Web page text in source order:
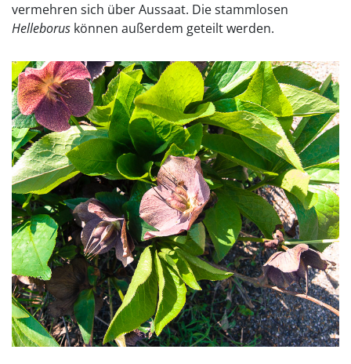
vermehren sich über Aussaat. Die stammlosen
Helleborus können außerdem geteilt werden.